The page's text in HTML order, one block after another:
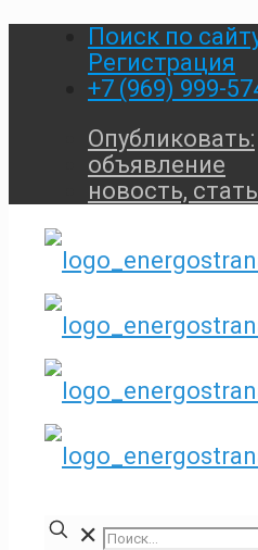
Поиск по
Регистрация
+7 (969) 999-
Опубликовать:
объявление
новость,
✕